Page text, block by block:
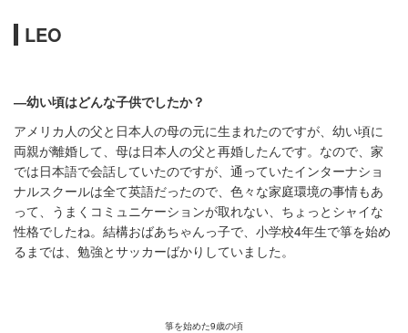
LEO
―幼い頃はどんな子供でしたか？
アメリカ人の父と日本人の母の元に生まれたのですが、幼い頃に
両親が離婚して、母は日本人の父と再婚したんです。なので、家
では日本語で会話していたのですが、通っていたインターナショ
ナルスクールは全て英語だったので、色々な家庭環境の事情もあ
って、うまくコミュニケーションが取れない、ちょっとシャイな
性格でしたね。結構おばあちゃんっ子で、小学校4年生で箏を始め
るまでは、勉強とサッカーばかりしていました。
箏を始めた9歳の頃